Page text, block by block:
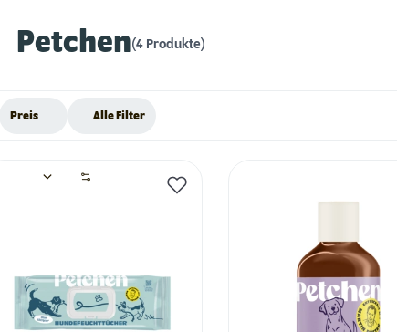
Petchen(4 Produkte)
Preis Alle Filter